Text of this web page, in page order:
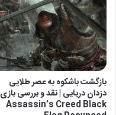
بازگشت باشکوه به عصر طلایی
دزدان دریایی | نقد و بررسی بازی
Assassin’s Creed Black